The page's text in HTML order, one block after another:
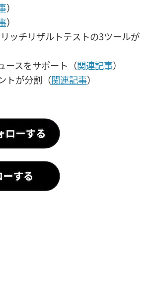
）
）
ッチリザルトテストの3ツールが
ースをサポート（関連記事）
トが分割（関連記事）